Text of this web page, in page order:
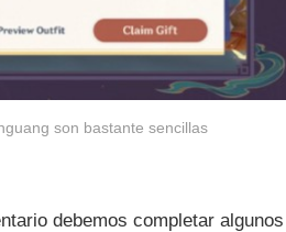
son bastante sencillas
debemos completar algunos